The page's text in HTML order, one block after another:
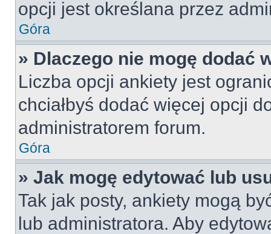
opcji jest określana przez
Góra
» Dlaczego nie mogę dodać
Liczba opcji ankiety jest
chciałbyś dodać więcej opcji
administratorem forum.
Góra
» Jak mogę edytować lub
Tak jak posty, ankiety mogą
lub administratora. Aby